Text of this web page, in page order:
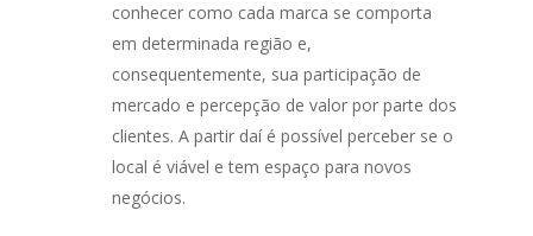
conhecer como cada marca se comporta
em determinada região e,
consequentemente, sua participação de
mercado e percepção de valor por parte dos
clientes. A partir daí é possível perceber se o
local é viável e tem espaço para novos
negócios.